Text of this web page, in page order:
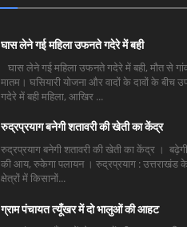
घास लेने गई महिला उफनते गदेरे में बही
घास लेने गई महिला उफनते गदेरे में बही, मौत से
मातम। घसियारी योजना और वादों के दावों के बीच
गदेरे में बही महिला, आखिर ...
रुद्रप्रयाग बनेगी शतावरी की खेती का केंद्र
रुद्रप्रयाग बनेगी शतावरी की खेती का केंद्र ।
की आय, रुकेगा पलायन । रुद्रप्रयाग : उत्तराखंड के
क्षेत्रों में किसानों...
ग्राम पंचायत त्यूँखर में दो भालुओं की आहट